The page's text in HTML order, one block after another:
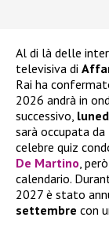
Al di là delle
televisiva di
Rai ha
2026 andrà in
successivo,
sarà occupata da
celebre quiz
De Martino ,
calendario.
2027 è stato
settembre con